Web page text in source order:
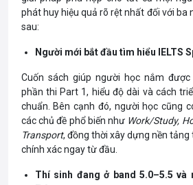
phát huy hiệu quả rõ rệt nhất đối với ba
sau:
Người mới bắt đầu tìm hiểu IELTS
Cuốn sách giúp người học nắm
phần thi Part 1, hiểu độ dài và cách
chuẩn. Bên cạnh đó, người học cũng
các chủ đề phổ biến như Work/Study,
Transport, đồng thời xây dựng nền
chính xác ngay từ đầu.
Thí sinh đang ở band 5.0–5.5 và